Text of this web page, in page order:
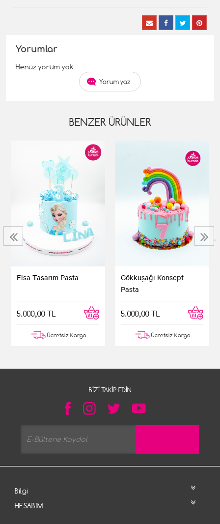
Yorumlar
Henüz yorum yok
Yorum yaz
BENZER ÜRÜNLER
Elsa Tasarım Pasta
5.000,00 TL
Ücretsiz Kargo
Gökkuşağı Konsept
Pasta
5.000,00 TL
Ücretsiz Kargo
‹ ›
BIZI TAKIP EDIN
Bilgi
HESABIM